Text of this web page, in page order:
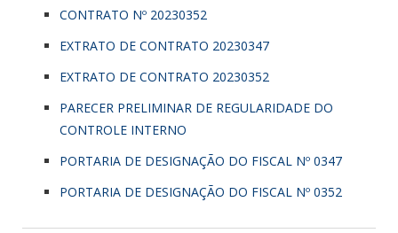
CONTRATO Nº 20230352
EXTRATO DE CONTRATO 20230347
EXTRATO DE CONTRATO 20230352
PARECER PRELIMINAR DE REGULARIDADE DO
CONTROLE INTERNO
PORTARIA DE DESIGNAÇÃO DO FISCAL Nº 0347
PORTARIA DE DESIGNAÇÃO DO FISCAL Nº 0352